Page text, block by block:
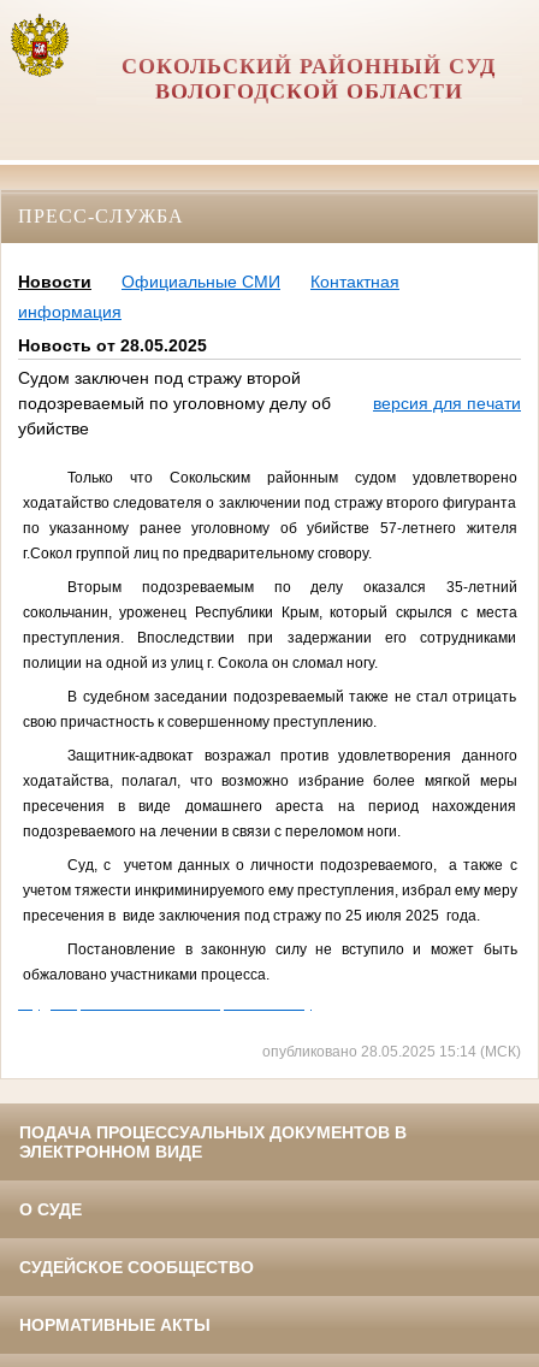
СОКОЛЬСКИЙ РАЙОННЫЙ СУД
ВОЛОГОДСКОЙ ОБЛАСТИ
ПРЕСС-СЛУЖБА
Новости Официальные СМИ
Контактная
информация
Новость от 28.05.2025
Судом заключен под стражу второй
подозреваемый по уголовному делу об
убийстве
версия для печати
Только что Сокольским районным судом удовлетворено
ходатайство следователя о заключении под стражу второго фигуранта
по указанному ранее уголовному об убийстве 57-летнего жителя
г.Сокол группой лиц по предварительному сговору.
Вторым подозреваемым по делу оказался 35-летний
сокольчанин, уроженец Республики Крым, который скрылся с места
преступления. Впоследствии при задержании его сотрудниками
полиции на одной из улиц г. Сокола он сломал ногу.
В судебном заседании подозреваемый также не стал отрицать
свою причастность к совершенному преступлению.
Защитник-адвокат возражал против удовлетворения данного
ходатайства, полагал, что возможно избрание более мягкой меры
пресечения в виде домашнего ареста на период нахождения
подозреваемого на лечении в связи с переломом ноги.
Суд, с
учетом данных о личности подозреваемого,
а также с
учетом тяжести инкриминируемого ему преступления, избрал ему меру
пресечения в виде заключения под стражу по 25 июля 2025 года.
Постановление в законную силу не вступило и может быть
обжаловано участниками процесса.
опубликовано 28.05.2025 15:14 (МСК)
ПОДАЧА ПРОЦЕССУАЛЬНЫХ ДОКУМЕНТОВ В
ЭЛЕКТРОННОМ ВИДЕ
О СУДЕ
СУДЕЙСКОЕ СООБЩЕСТВО
НОРМАТИВНЫЕ АКТЫ